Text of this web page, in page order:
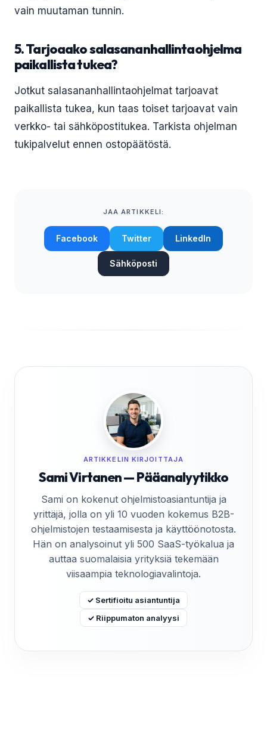
vain muutaman tunnin.
5. Tarjoaako salasananhallintaohjelma
paikallista tukea?
Jotkut salasananhallintaohjelmat tarjoavat
paikallista tukea, kun taas toiset tarjoavat vain
verkko- tai sähköpostitukea. Tarkista ohjelman
tukipalvelut ennen ostopäätöstä.
JAA ARTIKKELI:
Facebook Twitter LinkedIn
Sähköposti
ARTIKKELIN KIRJOITTAJA
Sami Virtanen — Pääanalyytikko
Sami on kokenut ohjelmistoasiantuntija ja
yrittäjä, jolla on yli 10 vuoden kokemus B2B-
ohjelmistojen testaamisesta ja käyttöönotosta.
Hän on analysoinut yli 500 SaaS-työkalua ja
auttaa suomalaisia yrityksiä tekemään
viisaampia teknologiavalintoja.
✓ Sertifioitu asiantuntija
✓ Riippumaton analyysi